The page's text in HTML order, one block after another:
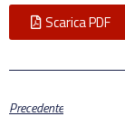
Scarica PDF
Precedente